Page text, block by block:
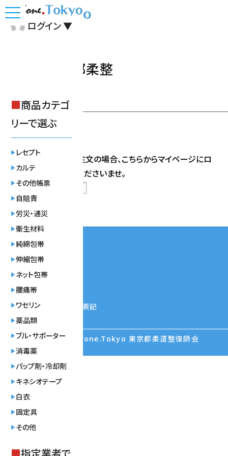
toggle
navigationログイン▼
■商品カテゴ
リーで選ぶ
レセプト
カルテ
その他帳票
自賠責
労災・通災
衛生材料
純綿包帯
伸縮包帯
ネット包帯
腰痛帯
ワセリン
薬品類
ブル・サポーター
消毒薬
パップ剤・冷却剤
キネシオテープ
白衣
固定具
その他
ショップ｜都柔整
会員限定商品をご注文の場合、こちらからマイページにロ
グインの上、ご注文くださいませ。
利用規約
特定商取引法に基づく表記
© ©︎2024 Re Bone.Tokyo 東京都柔道整復師会